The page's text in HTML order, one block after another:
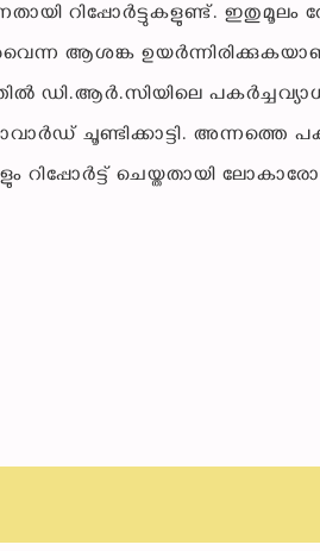
റിപ്പോര്‍ട്ടുകളുണ്ട്. ഇതുമൂലം
ആശങ്ക
ഡി.ആര്‍.സിയിലെ
ചൂണ്ടിക്കാട്ടി. അന്നത്തെ
റിപ്പോര്‍ട്ട് ചെയ്തതായി